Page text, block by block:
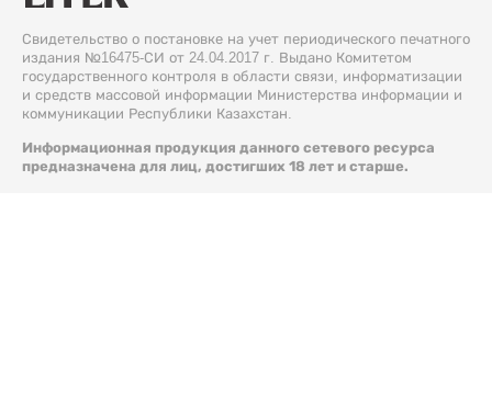
Свидетельство о постановке на учет периодического печатного
издания №16475-СИ от 24.04.2017 г. Выдано Комитетом
государственного контроля в области связи, информатизации
и средств массовой информации Министерства информации и
коммуникации Республики Казахстан.
Информационная продукция данного сетевого ресурса
предназначена для лиц, достигших 18 лет и старше.